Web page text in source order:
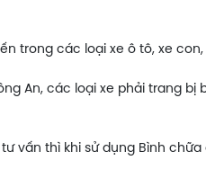
trong các loại xe ô tô, xe
An, các loại xe phải trang
vấn thì khi sử dụng Bình